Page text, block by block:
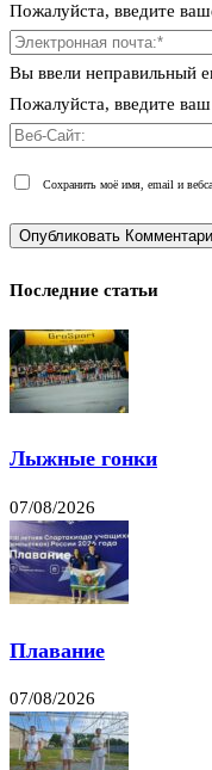
Пожалуйста, введите
Вы ввели неправильный
Пожалуйста, введите
Сохранить моё имя, email и
Последние статьи
Лыжные гонки
07/08/2026
Плавание
07/08/2026